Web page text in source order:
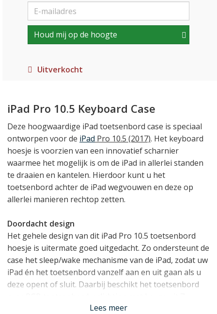
Houd mij op de hoogte
Uitverkocht
iPad Pro 10.5 Keyboard Case
Deze hoogwaardige iPad toetsenbord case is speciaal
ontworpen voor de iPad Pro 10.5 (2017). Het keyboard
hoesje is voorzien van een innovatief scharnier
waarmee het mogelijk is om de iPad in allerlei standen
te draaien en kantelen. Hierdoor kunt u het
toetsenbord achter de iPad wegvouwen en deze op
allerlei manieren rechtop zetten.
Doordacht design
Het gehele design van dit iPad Pro 10.5 toetsenbord
hoesje is uitermate goed uitgedacht. Zo ondersteunt de
case het sleep/wake mechanisme van de iPad, zodat uw
iPad én het toetsenbord vanzelf aan en uit gaan als u
deze opent of sluit. Daarbij beschikt het toetsenbord
kleuren en 10 helderheidsniveaus. Aan de zijkant zit
Lees meer